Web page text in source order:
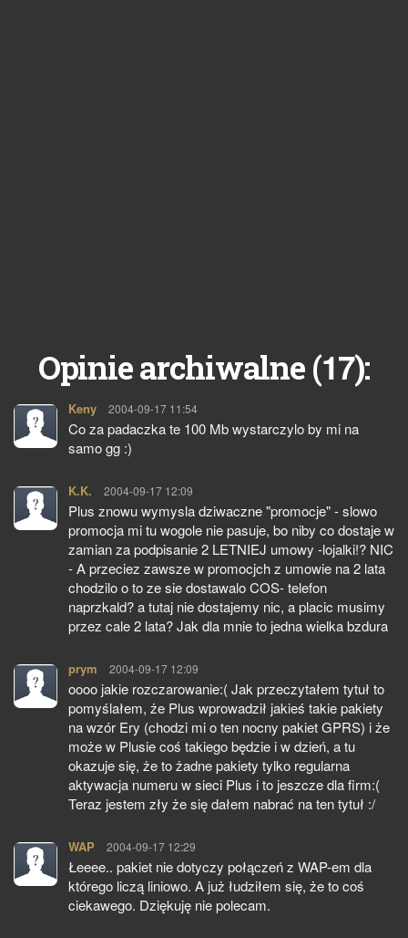
Opinie archiwalne (17):
Keny pisze:
2004-09-17 11:54
Co za padaczka te 100 Mb wystarczylo by mi na
samo gg :)
K.K. pisze:
2004-09-17 12:09
Plus znowu wymysla dziwaczne "promocje" - slowo
promocja mi tu wogole nie pasuje, bo niby co dostaje w
zamian za podpisanie 2 LETNIEJ umowy -lojalki!? NIC
- A przeciez zawsze w promocjch z umowie na 2 lata
chodzilo o to ze sie dostawalo COS- telefon
naprzkald? a tutaj nie dostajemy nic, a placic musimy
przez cale 2 lata? Jak dla mnie to jedna wielka bzdura
prym pisze:
2004-09-17 12:09
oooo jakie rozczarowanie:( Jak przeczytałem tytuł to
pomyślałem, że Plus wprowadził jakieś takie pakiety
na wzór Ery (chodzi mi o ten nocny pakiet GPRS) i że
może w Plusie coś takiego będzie i w dzień, a tu
okazuje się, że to żadne pakiety tylko regularna
aktywacja numeru w sieci Plus i to jeszcze dla firm:(
Teraz jestem zły że się dałem nabrać na ten tytuł :/
WAP pisze:
2004-09-17 12:29
Łeeee.. pakiet nie dotyczy połączeń z WAP-em dla
którego liczą liniowo. A już łudziłem się, że to coś
ciekawego. Dziękuję nie polecam.